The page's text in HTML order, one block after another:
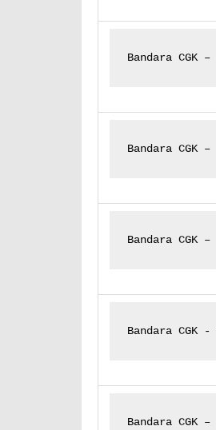
Bandara CGK
Bandara CGK
Bandara CGK
Bandara CGK -
Bandara CGK